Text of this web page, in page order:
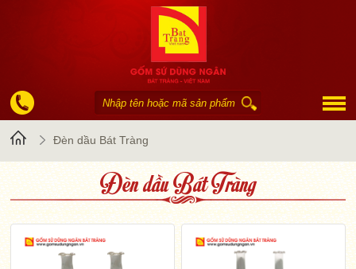
TrangĐèn dầu Bát Tràng
Đèn dầu Bát Tràng